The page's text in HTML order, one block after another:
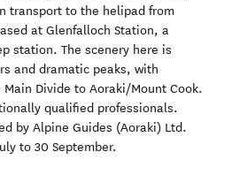
transport to the helipad from
at Glenfalloch Station, a
station. The scenery here is
and dramatic peaks, with
Divide to Aoraki/Mount Cook.
qualified professionals.
by Alpine Guides (Aoraki) Ltd.
to 30 September.